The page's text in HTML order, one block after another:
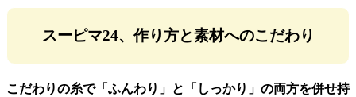
スーピマ24、作り方と素材へのこだわり
こだわりの糸で「ふんわり」と「しっかり」の両方を併せ持